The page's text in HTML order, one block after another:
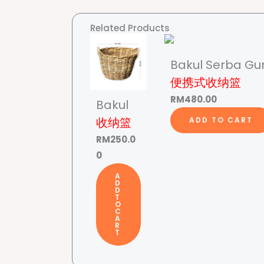
Related Products
Bakul
收纳篮
RM250.0
0
A
D
D
T
O
C
A
R
T
Bakul Serba
便携式收纳篮
RM480.00
ADD TO CART